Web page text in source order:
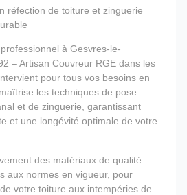
réfection de toiture et zinguerie
à Gesvres-le-
– Artisan Couvreur RGE dans les
pour tous vos besoins en
les techniques de pose
et de zinguerie, garantissant
et une longévité optimale de votre
des matériaux de qualité
aux normes en vigueur, pour
votre toiture aux intempéries de